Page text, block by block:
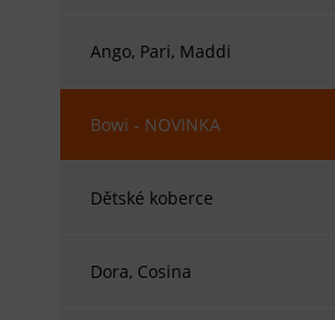
Ango, Pari, Maddi
Bowi - NOVINKA
Dětské koberce
Dora, Cosina